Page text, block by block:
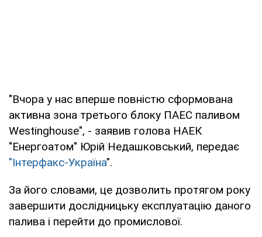
"Вчора у нас вперше повністю сформована
активна зона третього блоку ПАЕС паливом
Westinghouse", - заявив голова НАЕК
"Енергоатом" Юрій Недашковський, передає
"Інтерфакс-Україна".
За його словами, це дозволить протягом року
завершити дослідницьку експлуатацію даного
палива і перейти до промислової.